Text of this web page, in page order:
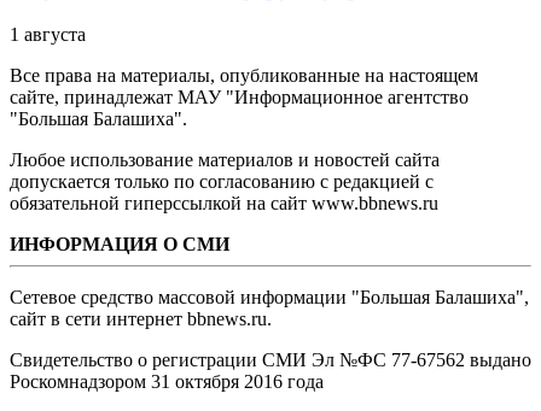
1 августа
Все права на материалы, опубликованные на настоящем
сайте, принадлежат МАУ "Информационное агентство
"Большая Балашиха".
Любое использование материалов и новостей сайта
допускается только по согласованию с редакцией с
обязательной гиперссылкой на сайт www.bbnews.ru
ИНФОРМАЦИЯ О СМИ
Сетевое средство массовой информации "Большая Балашиха",
сайт в сети интернет bbnews.ru.
Свидетельство о регистрации СМИ Эл №ФС ‎77-67562 выдано
Роскомнадзором 31 октября 2016 года